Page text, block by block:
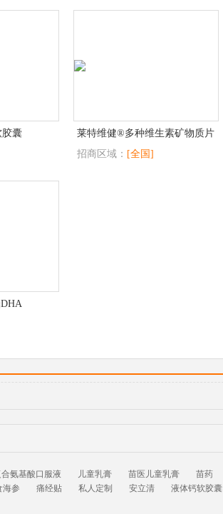
囊
莱特维健®多种维生素矿物质片
招商区域： [全国]
氨基酸口服液 儿童乳膏 苗医儿童乳膏 苗药
海参 痛经贴 私人定制 安立清 液体钙软胶囊